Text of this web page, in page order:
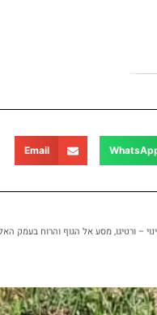
Email
– ורטיגו, מסע אל הגוף והרוח בעמק האלה |